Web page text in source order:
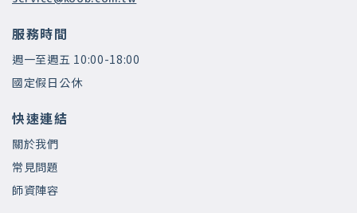
服務時間
週一至週五 10:00-18:00
國定假日公休
快速連結
關於我們
常見問題
師資陣容